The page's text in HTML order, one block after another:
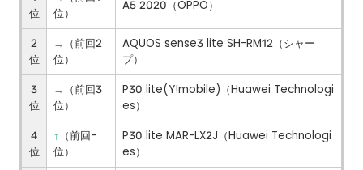
位
位）
A5 2020（OPPO）
2
位
→
（前回2
位）
AQUOS sense3 lite SH-RM12（シャー
プ）
3
位
→
（前回3
位）
P30 lite(Y!mobile)（Huawei Technologi
es）
4
位
↑
（前回-
位）
P30 lite MAR-LX2J（Huawei Technologi
es）